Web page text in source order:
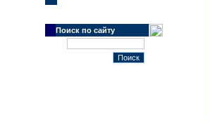
Поиск по сайту